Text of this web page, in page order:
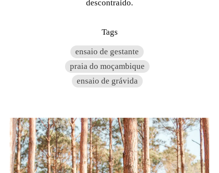
descontraído.
Tags
ensaio de gestante
praia do moçambique
ensaio de grávida